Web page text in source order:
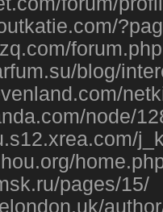
blog/
node/
pages/15/